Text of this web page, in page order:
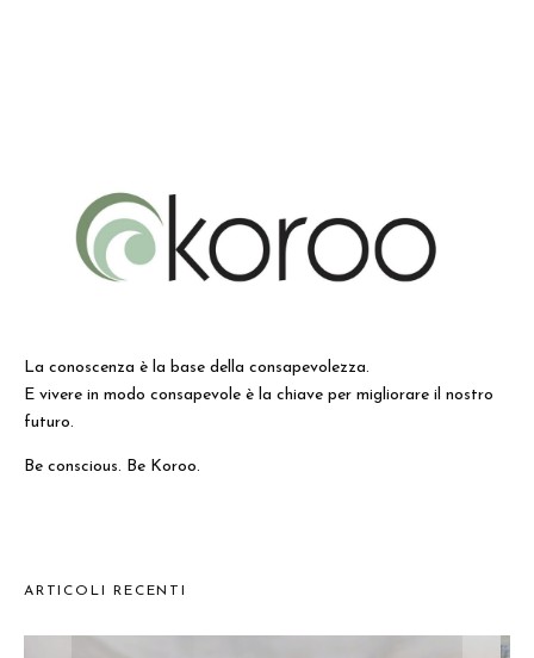
La conoscenza è la base della consapevolezza.
E vivere in modo consapevole è la chiave per migliorare il nostro
futuro.
Be conscious. Be Koroo.
ARTICOLI RECENTI